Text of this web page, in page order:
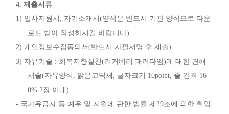
4. 제출서류
1) 입사지원서 , 자기소개서 (양식은 반드시 기관 양식으로 다운
로드 받아 작성하시길 바랍니다)
2) 개인정보수집동의서 (반드시 자필서명 후 제출)
3) 자유기술 : 회복지향실천(리커버리 패러다임)에 대한 견해
서술(자유양식 , 맑은고딕체 , 글자크기 10point, 줄 간격 16
0% 2장 이내 )
- 국가유공자 등 예우 및 지원에 관한 법률 제 29조에 의한 취업